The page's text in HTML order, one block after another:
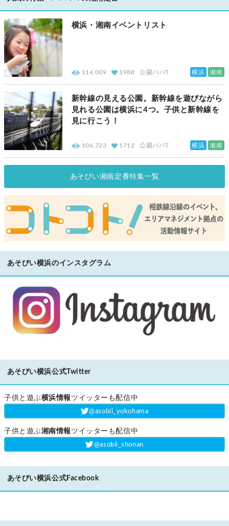
横浜・湘南イベントリスト
114,009 1988 公園パパT 横浜 湘南
新幹線の見える公園。新幹線を遊びながら
見れる公園は横浜に4つ。子供と新幹線を
見に行こう！
106,723 1712 公園パパT 横浜 湘南
あそびい湘南定番特集一覧
あそびい横浜のインスタグラム
あそびい横浜公式Twitter
子供と遊ぶ横浜情報ツイッターも配信中
‎@asobii_yokohama
子供と遊ぶ湘南情報ツイッターも配信中
‎@asobii_shonan
あそびい横浜公式Facebook